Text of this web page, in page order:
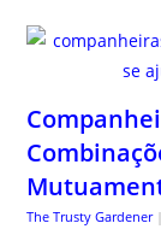
The Trusty Gardener |